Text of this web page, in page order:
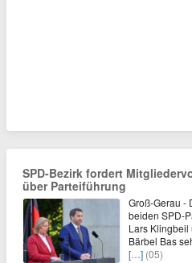
SPD-Bezirk fordert
über Parteiführung
Groß-Gerau -
beiden SPD-
Lars Klingbeil
Bärbel Bas
[…] (05)